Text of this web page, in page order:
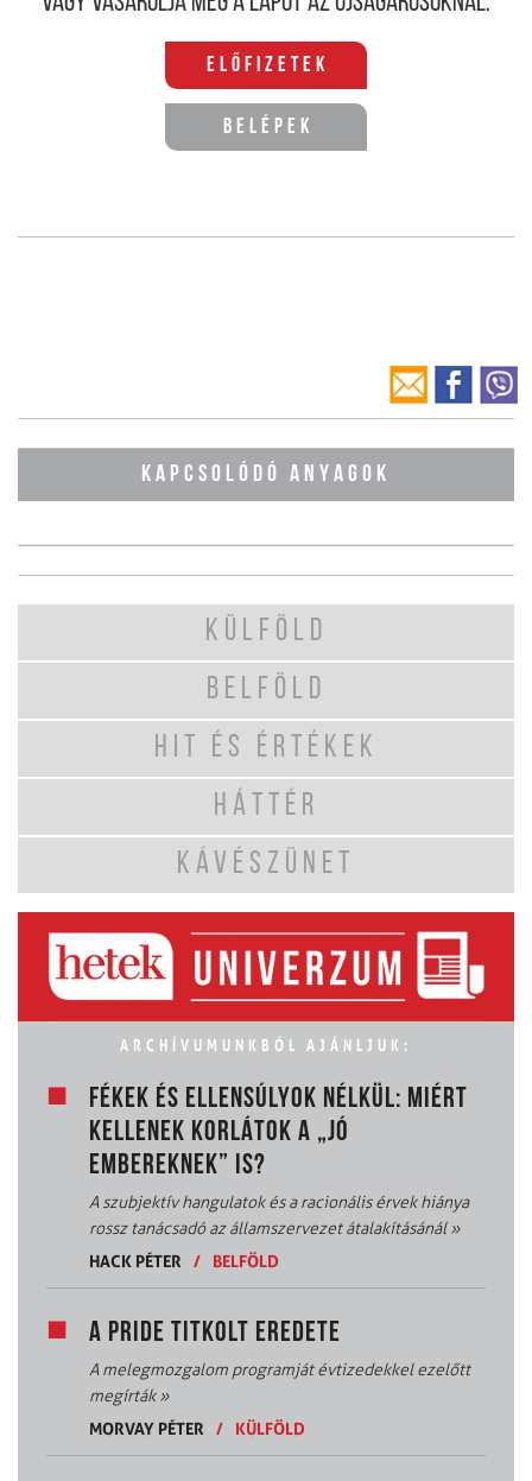
Előfizetek
Belépek
KAPCSOLÓDÓ ANYAGOK
KÜLFÖLD
BELFÖLD
HIT ÉS ÉRTÉKEK
HÁTTÉR
KÁVÉSZÜNET
ARCHÍVUMUNKBÓL AJÁNLJUK:
FÉKEK ÉS ELLENSÚLYOK NÉLKÜL: MIÉRT
KELLENEK KORLÁTOK A „JÓ
EMBEREKNEK” IS?
A szubjektív hangulatok és a racionális érvek hiánya
rossz tanácsadó az államszervezet átalakításánál»
HACK PÉTER
/ BELFÖLD
A PRIDE TITKOLT EREDETE
A melegmozgalom programját évtizedekkel ezelőtt
megírták»
MORVAY PÉTER
/ KÜLFÖLD